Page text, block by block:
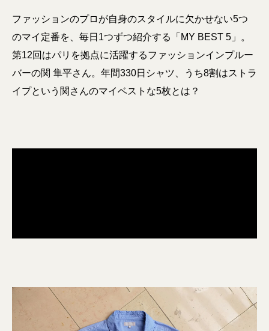
ファッションのプロが自身のスタイルに欠かせない5つ
のマイ定番を、毎日1つずつ紹介する「MY BEST 5」。
第12回はパリを拠点に活躍するファッションインプルー
バーの関 隼平さん。年間330日シャツ、うち8割はストラ
イプという関さんのマイベストな5枚とは？